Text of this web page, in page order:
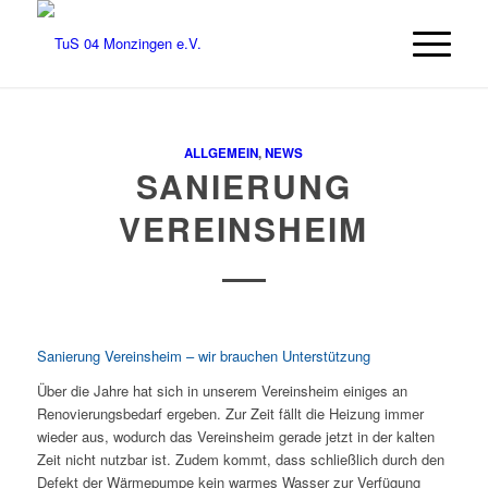
ALLGEMEIN,NEWS
SANIERUNG
VEREINSHEIM
Sanierung Vereinsheim – wir brauchen Unterstützung
Über die Jahre hat sich in unserem Vereinsheim einiges an
Renovierungsbedarf ergeben. Zur Zeit fällt die Heizung immer
wieder aus, wodurch das Vereinsheim gerade jetzt in der kalten
Zeit nicht nutzbar ist. Zudem kommt, dass schließlich durch den
Defekt der Wärmepumpe kein warmes Wasser zur Verfügung